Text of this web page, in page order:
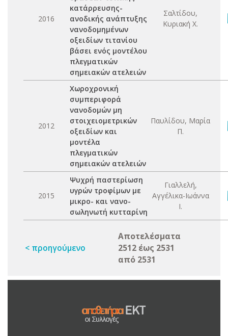
2016
κατάρρευσης-
ανοδικής ανάπτυξης
νανοδομημένων
οξειδίων τιτανίου
βάσει ενός μοντέλου
πλεγματικών
σημειακών ατελειών
Σαλτίδου,
Κυριακή Χ.
2012
Χωροχρονική
συμπεριφορά
νανοδομών μη
στοιχειομετρικών
οξειδίων και
μοντέλα
πλεγματικών
σημειακών ατελειών
Παυλίδου, Μαρία
Π.
2015
Ψυχρή παστερίωση
υγρών τροφίμων με
μικρο- και νανο-
σωληνωτή κυτταρίνη
Γιαλλελή,
Αγγέλικα-Ιωάννα
Ι.
< προηγούμενο
Αποτελέσματα
2512 έως 2531
από 2531